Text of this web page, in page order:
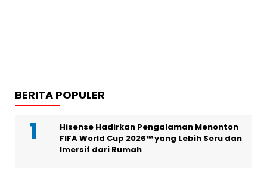
BERITA POPULER
Hisense Hadirkan Pengalaman Menonton
FIFA World Cup 2026™ yang Lebih Seru dan
Imersif dari Rumah